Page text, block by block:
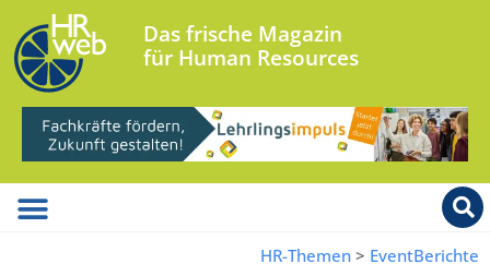
Das frische Magazin
für Human Resources
HR-Themen > EventBerichte